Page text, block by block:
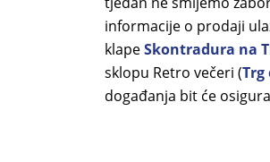
informacije o prodaji
klapeSkontradura na
sklopu Retro večeri (Trg
događanja bit će